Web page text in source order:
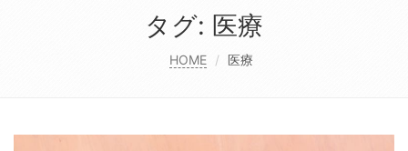
タグ: 医療
HOME 医療